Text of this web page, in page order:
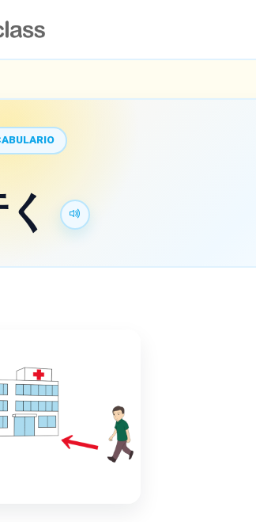
く